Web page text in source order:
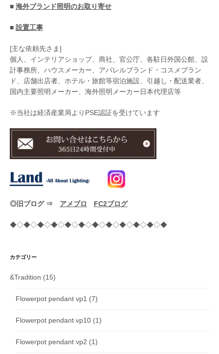
■ 海外ブランド照明のお取り寄せ
■ 設置工事
[主な依頼先さま]
個人、インテリアショップ、商社、官公庁、各駐日外国公館、設
計事務所、ハウスメーカー、アパレルブランド・コスメブラン
ド、店舗出店者、ホテル・旅館等宿泊施設、引越し・配送業者、
国内主要照明メーカー、海外照明メーカー日本代理店等
※当社は経済産業局よりPSE認証を受けています
◎旧ブログ ⇒ アメブロ FC2ブログ
◆◇◆◇◆◇◆◇◆◇◆◇◆◇◆◇◆◇◆◇◆◇◆
カテゴリー
&Tradition (15)
Flowerpot pendant vp1 (7)
Flowerpot pendant vp10 (1)
Flowerpot pendant vp2 (1)